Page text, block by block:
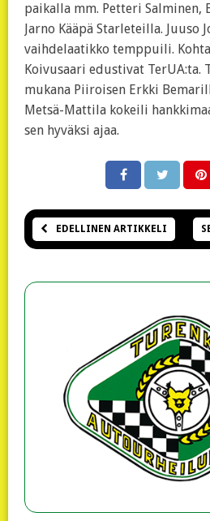
paikalla mm. Petteri Salminen,
Jarno Kääpä Starleteilla. Juuso
vaihdelaatikko temppuili.
Koivusaari edustivat TerUA:ta.
mukana Piiroisen Erkki
Metsä-Mattila kokeili
sen hyväksi ajaa.
EDELLINEN ARTIKKELI